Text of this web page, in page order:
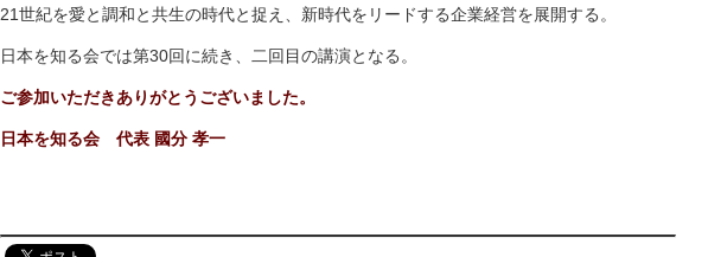
21世紀を愛と調和と共生の時代と捉え、新時代をリードする企業経営を展開する。
日本を知る会では第30回に続き、二回目の講演となる。
ご参加いただきありがとうございました。
日本を知る会 代表 國分 孝一